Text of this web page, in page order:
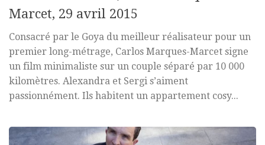
Marcet, 29 avril 2015
Consacré par le Goya du meilleur réalisateur pour un
premier long-métrage, Carlos Marques-Marcet signe
un film minimaliste sur un couple séparé par 10 000
kilomètres. Alexandra et Sergi s’aiment
passionnément. Ils habitent un appartement cosy...